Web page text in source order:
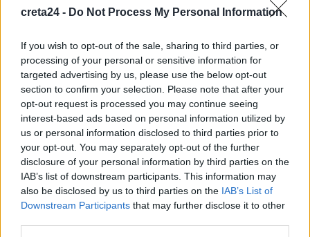
creta24 - Do Not Process My Personal Information
If you wish to opt-out of the sale, sharing to third parties, or
processing of your personal or sensitive information for
targeted advertising by us, please use the below opt-out
section to confirm your selection. Please note that after your
opt-out request is processed you may continue seeing
interest-based ads based on personal information utilized by
us or personal information disclosed to third parties prior to
your opt-out. You may separately opt-out of the further
disclosure of your personal information by third parties on the
IAB’s list of downstream participants. This information may
also be disclosed by us to third parties on the IAB’s List of
Downstream Participants that may further disclose it to other
-Αργυρό μετάλλιο στα 800μ. η Ιουλιάνα Ρούσσου
Άνοδος της θερμοκρασίας και ισχυροί άνεμοι -Σε Red Code η
Κρήτη
9 Αυγούστου, 2026
Ποιες οι απάτητες παραλίες της Ελλάδας – My coast: Πώς θα
κάνετε καταγγελία για παρανομίες
8 Αυγούστου, 2026
Περσείδες: Το εντυπωσιακό φαινόμενο πλησιάζει – Πότε θα